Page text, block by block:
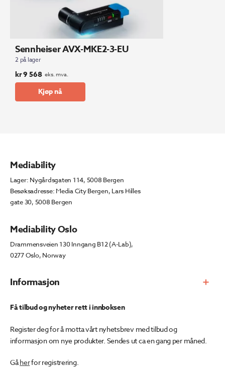
Sennheiser AVX-MKE2-3-EU
2 på lager
kr9 568 eks. mva.
Kjøp nå
Informasjon
Mediability
Lager: Nygårdsgaten 114, 5008 Bergen
Besøksadresse: Media City Bergen, Lars Hilles
gate 30, 5008 Bergen
Mediability Oslo
Drammensveien 130 Inngang B12 (A-Lab),
0277 Oslo, Norway
Få tilbud og nyheter rett i innboksen
Register deg for å motta vårt nyhetsbrev med tilbud og
informasjon om nye produkter. Sendes ut ca en gang per måned.
Gåherfor registrering.